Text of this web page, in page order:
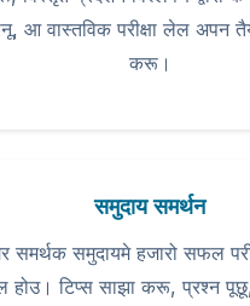
आ वास्तविक परीक्षा लेल अपन
करू।
समुदाय समर्थन
समर्थक समुदायमे हजारो सफल
होउ। टिप्स साझा करू, प्रश्न